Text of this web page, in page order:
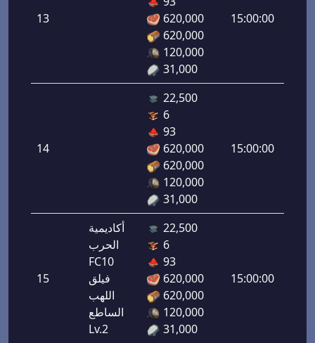
13
620,000
620,000
120,000
31,000
15:00:00
14
22,500
6
93
620,000
620,000
120,000
31,000
15:00:00
15
أكاديمية
الحرب
FC10
فيلق
اللهب
الساطع
Lv.2
22,500
6
93
620,000
620,000
120,000
31,000
15:00:00